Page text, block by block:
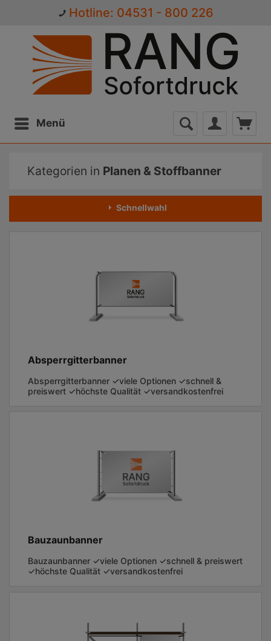
Hotline: 04531 - 800 226
Menü
Kategorien in Planen & Stoffbanner
Schnellwahl
Absperrgitterbanner
Absperrgitterbanner ✓viele Optionen ✓schnell &
preiswert ✓höchste Qualität ✓versandkostenfrei
Bauzaunbanner
Bauzaunbanner ✓viele Optionen ✓schnell & preiswert
✓höchste Qualität ✓versandkostenfrei